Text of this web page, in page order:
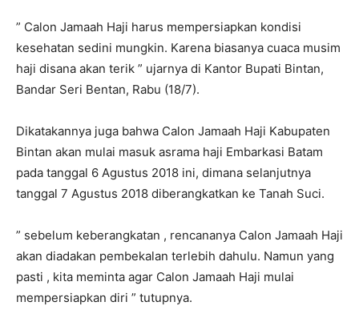
” Calon Jamaah Haji harus mempersiapkan kondisi
kesehatan sedini mungkin. Karena biasanya cuaca musim
haji disana akan terik ” ujarnya di Kantor Bupati Bintan,
Bandar Seri Bentan, Rabu (18/7).
Dikatakannya juga bahwa Calon Jamaah Haji Kabupaten
Bintan akan mulai masuk asrama haji Embarkasi Batam
pada tanggal 6 Agustus 2018 ini, dimana selanjutnya
tanggal 7 Agustus 2018 diberangkatkan ke Tanah Suci.
” sebelum keberangkatan , rencananya Calon Jamaah Haji
akan diadakan pembekalan terlebih dahulu. Namun yang
pasti , kita meminta agar Calon Jamaah Haji mulai
mempersiapkan diri ” tutupnya.